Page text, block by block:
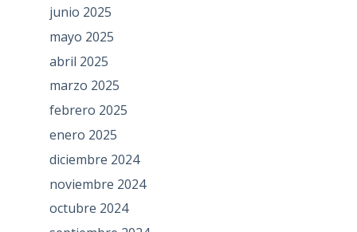
junio 2025
mayo 2025
abril 2025
marzo 2025
febrero 2025
enero 2025
diciembre 2024
noviembre 2024
octubre 2024